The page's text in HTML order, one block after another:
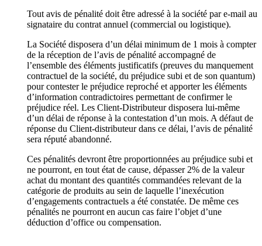
Tout avis de pénalité doit être adressé à la société par e-mail au
signataire du contrat annuel (commercial ou logistique).
La Société disposera d’un délai minimum de 1 mois à compter
de la réception de l’avis de pénalité accompagné de
l’ensemble des éléments justificatifs (preuves du manquement
contractuel de la société, du préjudice subi et de son quantum)
pour contester le préjudice reproché et apporter les éléments
d’information contradictoires permettant de confirmer le
préjudice réel. Les Client-Distributeur disposera lui-même
d’un délai de réponse à la contestation d’un mois. A défaut de
réponse du Client-distributeur dans ce délai, l’avis de pénalité
sera réputé abandonné.
Ces pénalités devront être proportionnées au préjudice subi et
ne pourront, en tout état de cause, dépasser 2% de la valeur
achat du montant des quantités commandées relevant de la
catégorie de produits au sein de laquelle l’inexécution
d’engagements contractuels a été constatée. De même ces
pénalités ne pourront en aucun cas faire l’objet d’une
déduction d’office ou compensation.